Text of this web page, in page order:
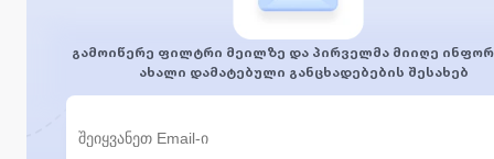
გამოიწერე ფილტრი მეილზე და პირველმა მიიღე
ახალი დამატებული განცხადებების შესახებ